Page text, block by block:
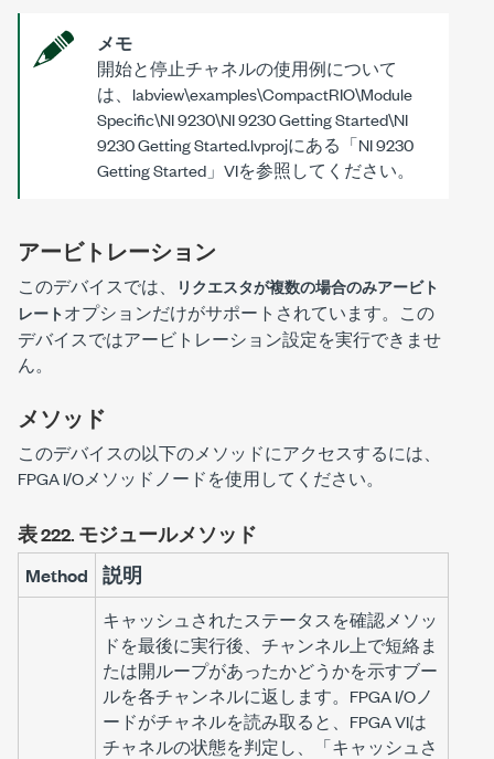
メモ
開始と停止チャネルの使用例について
は、 labview\examples\CompactRIO\Module
Specific\NI 9230\NI 9230 Getting Started\NI
9230 Getting Started.lvprojにある「NI 9230
Getting Started 」VIを参照してください。
アービトレーション
このデバイスでは、
リクエスタが複数の場合のみアービト
レートオプションだけがサポートされています。この
デバイスではアービトレーション設定を実行できませ
ん。
メソッド
このデバイスの以下のメソッドにアクセスするには、
FPGA I/Oメソッドノードを使用してください。
表 222. モジュールメソッド
Method
説明
キャッシュされたステータスを確認メソッ
ドを最後に実行後、チャンネル上で短絡ま
たは開ループがあったかどうかを示すブー
ルを各チャンネルに返します。FPGA I/Oノ
ードがチャネルを読み取ると、FPGA VIは
チャネルの状態を判定し、「キャッシュさ